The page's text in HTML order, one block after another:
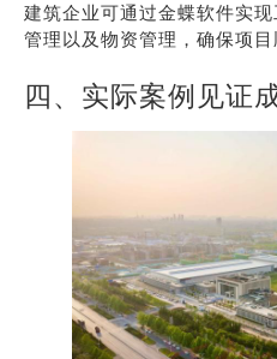
建筑企业可通过金蝶软件实
管理以及物资管理，确保项目
四、实际案例见证